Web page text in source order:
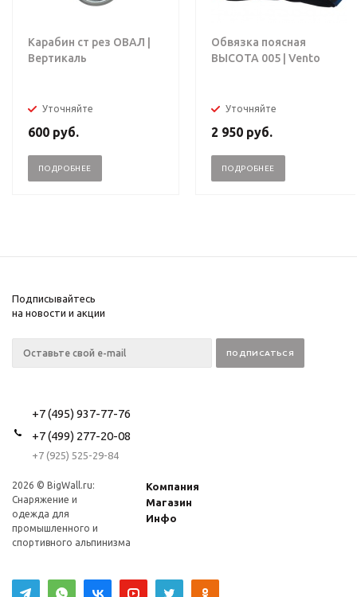
Карабин ст рез ОВАЛ |
Вертикаль
Уточняйте
600 руб.
ПОДРОБНЕЕ
Обвязка поясная
ВЫСОТА 005 | Vento
Уточняйте
2 950 руб.
ПОДРОБНЕЕ
Подписывайтесь
на новости и акции
+7 (495) 937-77-76
+7 (499) 277-20-08
+7 (925) 525-29-84
2026 © BigWall.ru:
Снаряжение и
одежда для
промышленного и
спортивного альпинизма
Компания
Магазин
Инфо